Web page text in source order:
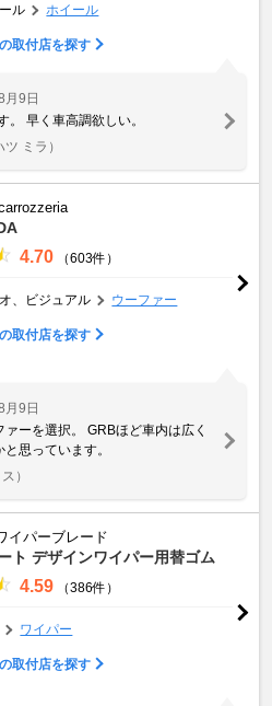
ル ホイール
取付店を探す
月9日
早く車高調欲しい。
ツ ミラ）
4.70 （603件）
、ビジュアル ウーファー
取付店を探す
月9日
ーを選択。 GRBほど車内は広く
思っています。
）
イパーブレード
ト デザインワイパー用替ゴム
4.59 （386件）
ワイパー
取付店を探す